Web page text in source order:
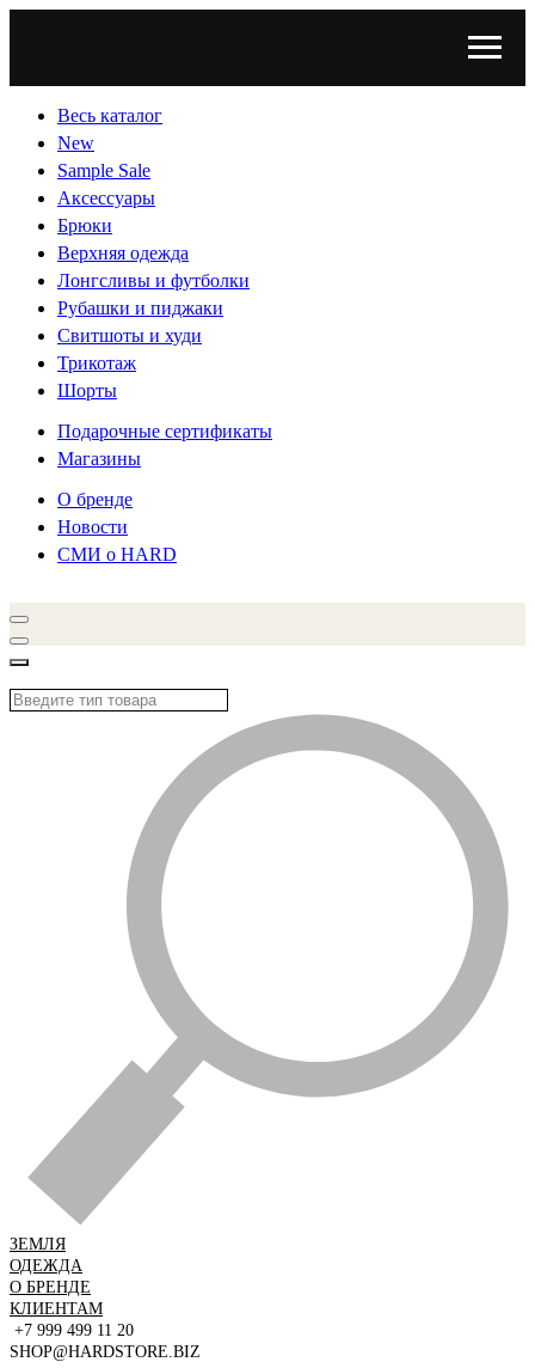
Весь каталог
New
Sample Sale
Аксессуары
Брюки
Верхняя одежда
Лонгсливы и футболки
Рубашки и пиджаки
Свитшоты и худи
Трикотаж
Шорты
Подарочные сертификаты
Магазины
О бренде
Новости
СМИ о HARD
ЗЕМЛЯ
ОДЕЖДА
О БРЕНДЕ
КЛИЕНТАМ
+7 999 499 11 20
SHOP@HARDSTORE.BIZ